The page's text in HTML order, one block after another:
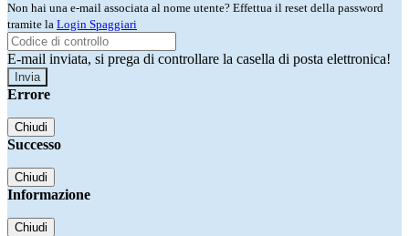
Non hai una e-mail associata al nome utente? Effettua il reset della password
tramite la Login Spaggiari
E-mail inviata, si prega di controllare la casella di posta elettronica!
Errore
Chiudi
Successo
Chiudi
Informazione
Chiudi